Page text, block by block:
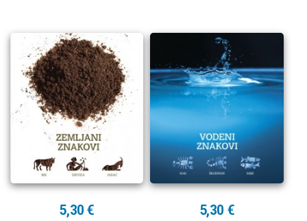
5,30 € 5,30 €